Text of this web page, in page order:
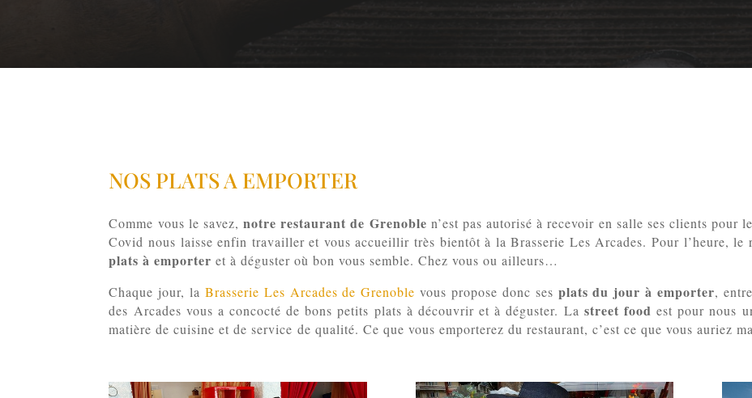
NOS PLATS A EMPORTER
Comme vous le savez,notre restaurant de Grenoble n’est pas autorisé à recevoir en salle ses clients pour
Covid nous laisse enfin travailler et vous accueillir très bientôt à la Brasserie Les Arcades. Pour l’heure, le
plats à emporter et à déguster où bon vous semble. Chez vous ou ailleurs…
Chaque jour, la Brasserie Les Arcades de Grenoble vous propose donc ses plats du jour à emporter,
des Arcades vous a concocté de bons petits plats à découvrir et à déguster. La street food est pour nous
matière de cuisine et de service de qualité. Ce que vous emporterez du restaurant, c’est ce que vous auriez